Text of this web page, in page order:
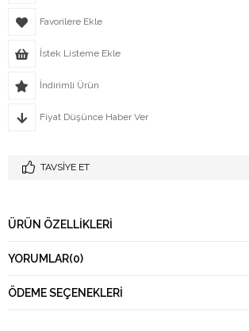
Favorilere Ekle
İstek Listeme Ekle
İndirimli Ürün
Fiyat Düşünce Haber Ver
TAVSIYE ET
ÜRÜN ÖZELLIKLERI
YORUMLAR(0)
ÖDEME SEÇENEKLERI